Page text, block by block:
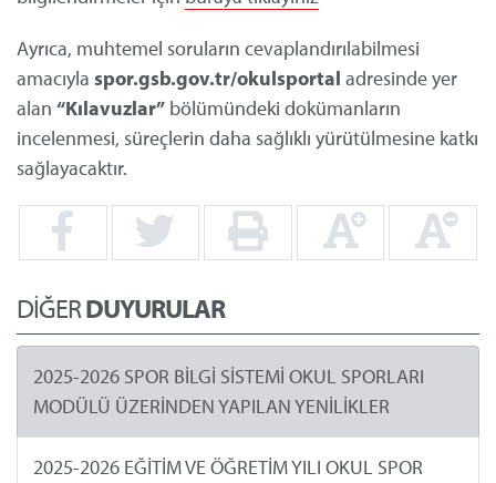
Ayrıca, muhtemel soruların cevaplandırılabilmesi
amacıyla spor.gsb.gov.tr/okulsportal adresinde yer
alan “Kılavuzlar” bölümündeki dokümanların
incelenmesi, süreçlerin daha sağlıklı yürütülmesine katkı
sağlayacaktır.
DİĞERDUYURULAR
2025-2026 SPOR BİLGİ SİSTEMİ OKUL SPORLARI
MODÜLÜ ÜZERİNDEN YAPILAN YENİLİKLER
2025-2026 EĞİTİM VE ÖĞRETİM YILI OKUL SPOR